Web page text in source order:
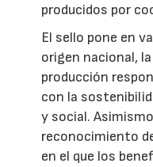
producidos por
El sello pone en
origen nacional,
producción
con la
y social.
reconocimiento
en el que los